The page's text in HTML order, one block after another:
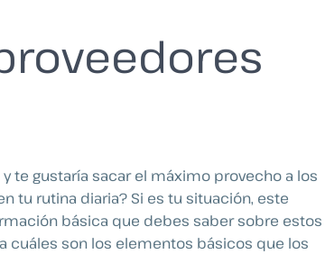
te gustaría sacar el máximo provecho a los
tu rutina diaria? Si es tu situación, este
básica que debes saber sobre estos
cuáles son los elementos básicos que los